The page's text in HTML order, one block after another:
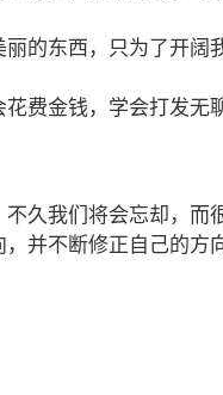
的东西，只为了开阔
费金钱，学会打发无
久我们将会忘却，而
并不断修正自己的方